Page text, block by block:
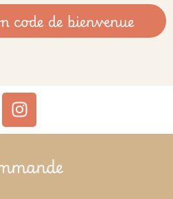
code de bienvenue